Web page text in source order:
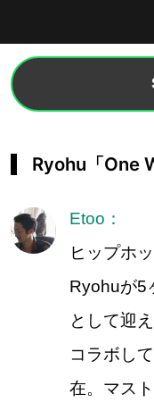
Ryohu「One
Etoo：
ヒップホ
Ryohuが5
として迎
コラボし
在。マス